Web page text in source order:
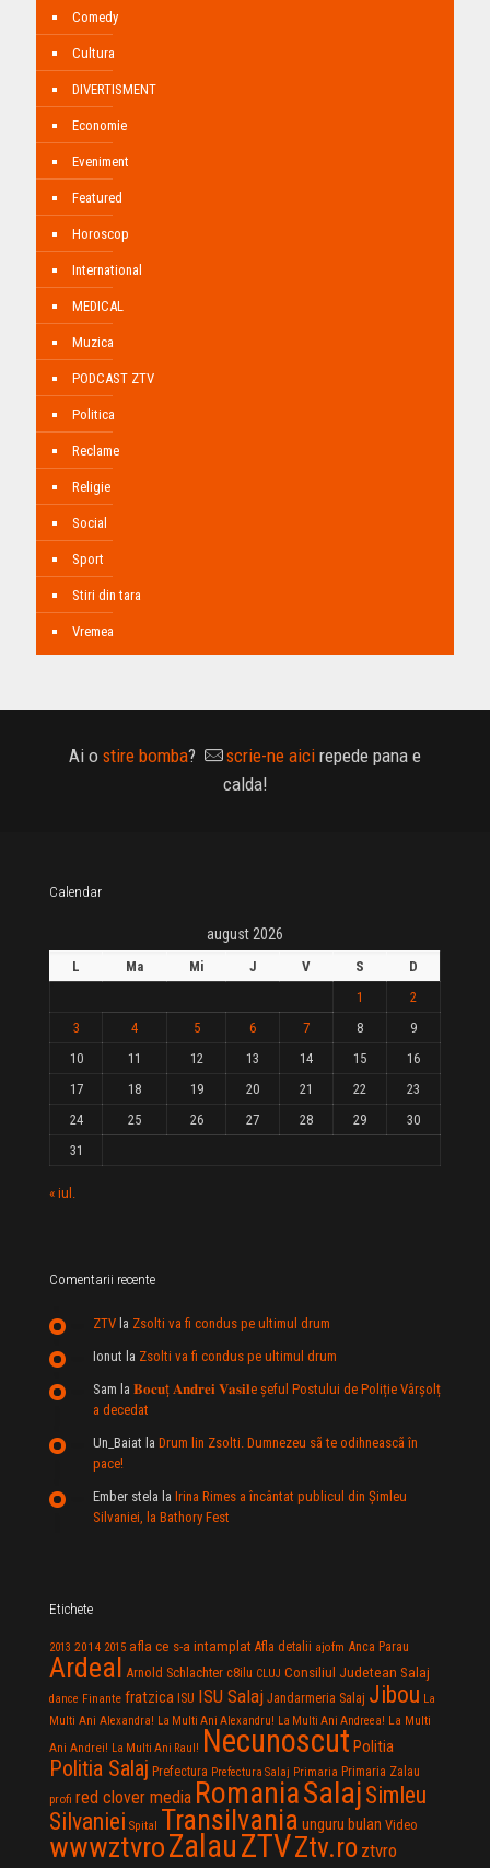
Comedy
Cultura
DIVERTISMENT
Economie
Eveniment
Featured
Horoscop
International
MEDICAL
Muzica
PODCAST ZTV
Politica
Reclame
Religie
Social
Sport
Stiri din tara
Vremea
Ai o stire bomba? scrie-ne aici repede pana e
calda!
Calendar
august 2026
L Ma Mi J V S
D
1
2
3
4 5 6 7 8
9
10
11 12 13 14 15
16
17
18 19 20 21 22
23
24
25 26 27 28 29
30
31
« iul.
Comentarii recente
ZTV la Zsolti va fi condus pe ultimul drum
Ionut la Zsolti va fi condus pe ultimul drum
Sam la 𝐁𝐨𝐜𝐮ț 𝐀𝐧𝐝𝐫𝐞𝐢 𝐕𝐚𝐬𝐢𝐥e şeful Postului de Poliție Vârșolț
a decedat
Un_Baiat la Drum lin Zsolti. Dumnezeu sã te odihneascã în
pace!
Ember stela la Irina Rimes a încântat publicul din Şimleu
Silvaniei, la Bathory Fest
Etichete
2013 2014 2015 afla ce s-a intamplat Afla detalii ajofm Anca Parau
Ardeal Arnold Schlachter c8ilu CLUJ Consiliul Judetean Salaj
dance Finante fratzica ISU ISU Salaj Jandarmeria Salaj Jibou La
Multi Ani Alexandra! La Multi Ani Alexandru! La Multi Ani Andreea! La Multi
Ani Andrei! La Multi Ani Raul! Necunoscut Politia
Politia Salaj Prefectura Prefectura Salaj Primaria Primaria Zalau
profi red clover media RomaniaSalaj Simleu
Silvaniei Spital Transilvania unguru bulan Video
wwwztvroZalauZTVZtv.ro ztvro